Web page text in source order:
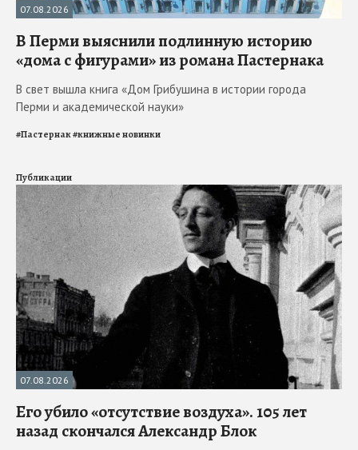
07.08.2026
В Перми выяснили подлинную историю
«дома с фигурами» из романа Пастернака
В свет вышла книга «Дом Грибушина в истории города
Перми и академической науки»
#Пастернак#книжные новинки
Публикации
07.08.2026
Его убило «отсутствие воздуха». 105 лет
назад скончался Александр Блок